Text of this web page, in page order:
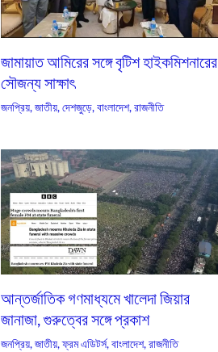
জামায়াত আমিরের সঙ্গে বৃটিশ হাইকমিশনারের
সৌজন্য সাক্ষাৎ
জনপ্রিয়,জাতীয়,দেশজুড়ে,বাংলাদেশ,রাজনীতি
আন্তর্জাতিক গণমাধ্যমে খালেদা জিয়ার
জানাজা, গুরুত্বের সঙ্গে প্রকাশ
জনপ্রিয়,জাতীয়,ফ্রম এডিটর্স,বাংলাদেশ,রাজনীতি